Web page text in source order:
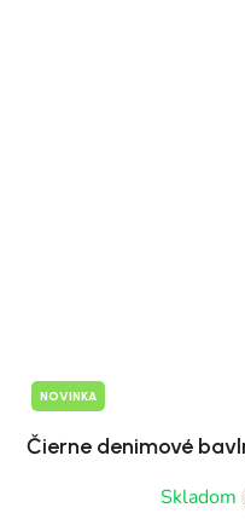
NOVINKA
Čierne denimové
Skladom